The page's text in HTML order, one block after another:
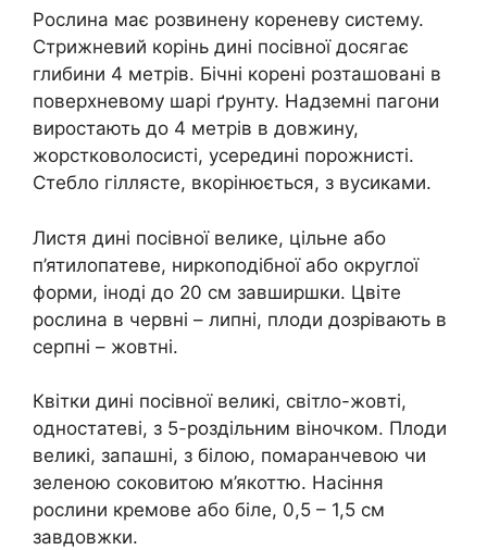
Рослина має розвинену кореневу систему.
Стрижневий корінь дині посівної досягає
глибини 4 метрів. Бічні корені розташовані в
поверхневому шарі ґрунту. Надземні пагони
виростають до 4 метрів в довжину,
жорстковолосисті, усередині порожнисті.
Стебло гіллясте, вкорінюється, з вусиками.
Листя дині посівної велике, цільне або
п’ятилопатеве, ниркоподібної або округлої
форми, іноді до 20 см завширшки. Цвіте
рослина в червні – липні, плоди дозрівають в
серпні – жовтні.
Квітки дині посівної великі, світло-жовті,
одностатеві, з 5-роздільним віночком. Плоди
великі, запашні, з білою, помаранчевою чи
зеленою соковитою м’якоттю. Насіння
рослини кремове або біле, 0,5 – 1,5 см
завдовжки.